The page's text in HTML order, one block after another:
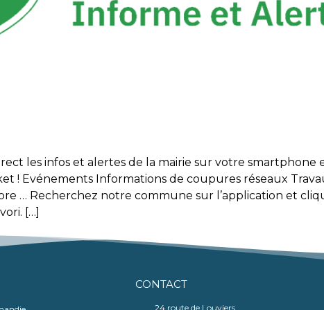
les infos et alertes de la mairie sur votre
! Evénements Informations de coupures réseaux
… Recherchez notre commune sur l’application et
[…]
CONTACT
24 route de Louviers